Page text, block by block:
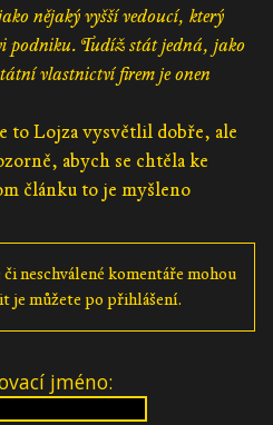
nějaký vyšší vedoucí, který
podniku. Tudíž stát jedná, jako
vlastnictví firem je onen
to Lojza vysvětlil dobře, ale
abych se chtěla ke
článku to je myšleno
neschválené komentáře mohou
je můžete po přihlášení.
jméno: